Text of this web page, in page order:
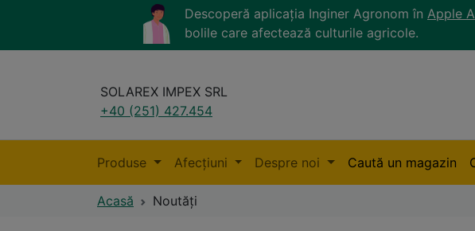
Descoperă aplicația Inginer Agronom în Apple
bolile care afectează culturile agricole.
SOLAREX IMPEX SRL
+40 (251) 427.454
Produse Afecțiuni Despre noi Caută un magazin
Acasă Noutăți